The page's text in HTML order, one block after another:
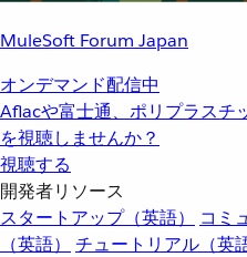
MuleSoft Forum Japan
オンデマンド配信中
Aflacや富士通、ポリプラスチ
を視聴しませんか？
視聴する
開発者リソース
スタートアップ（英語）
コミ
（英語）
チュートリアル（英語